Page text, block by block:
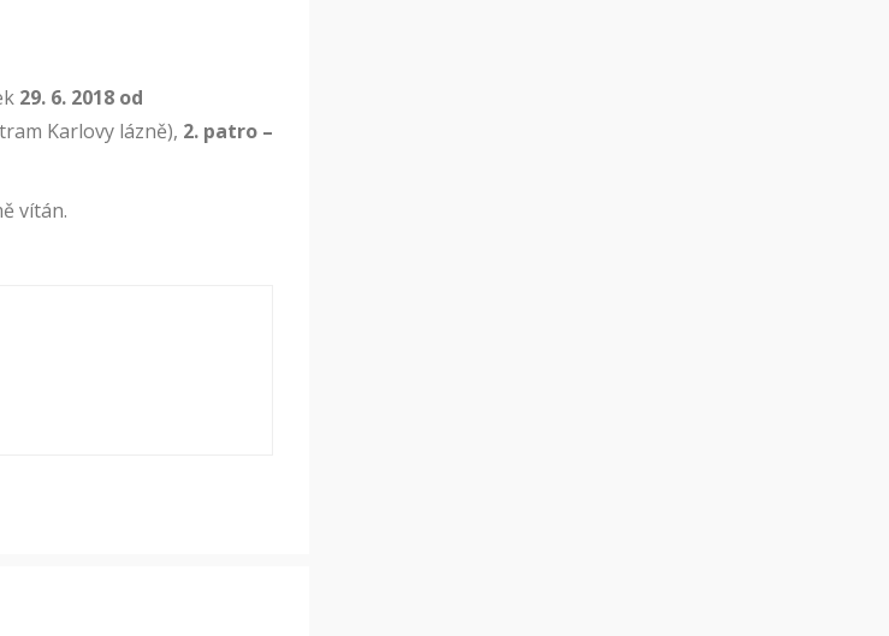
29. 6. 2018 od
Karlovy lázně), 2. patro –
vítán.